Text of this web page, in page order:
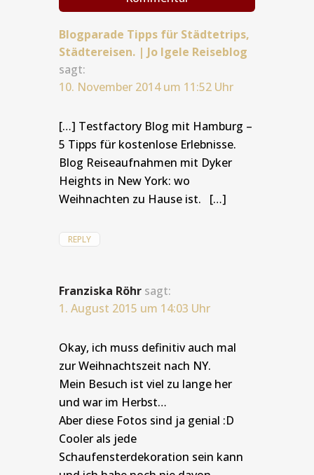
Blogparade Tipps für Städtetrips,
Städtereisen. | Jo Igele Reiseblog
sagt:
10. November 2014 um 11:52 Uhr
[…] Testfactory Blog mit Hamburg –
5 Tipps für kostenlose Erlebnisse.
Blog Reiseaufnahmen mit Dyker
Heights in New York: wo
Weihnachten zu Hause ist. […]
REPLY
Franziska Röhr sagt:
1. August 2015 um 14:03 Uhr
Okay, ich muss definitiv auch mal
zur Weihnachtszeit nach NY.
Mein Besuch ist viel zu lange her
und war im Herbst…
Aber diese Fotos sind ja genial :D
Cooler als jede
Schaufensterdekoration sein kann